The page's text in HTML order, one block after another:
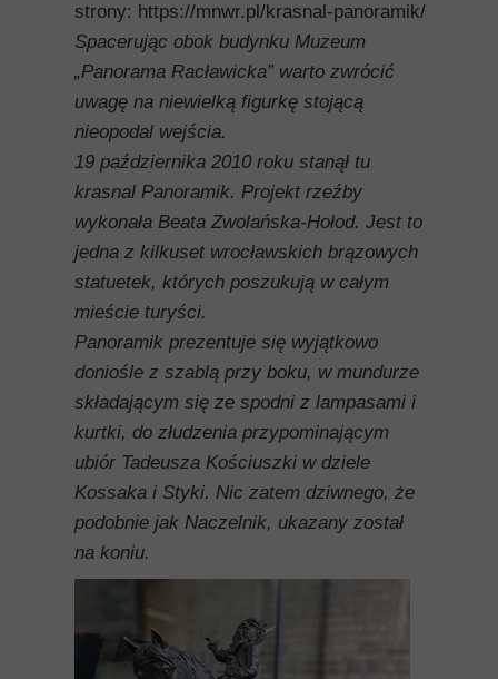
strony: https://mnwr.pl/krasnal-panoramik/
Spacerując obok budynku Muzeum
„Panorama Racławicka” warto zwrócić
uwagę na niewielką figurkę stojącą
nieopodal wejścia.
19 października 2010 roku stanął tu
krasnal Panoramik. Projekt rzeźby
wykonała Beata Zwolańska-Hołod. Jest to
jedna z kilkuset wrocławskich brązowych
statuetek, których poszukują w całym
mieście turyści.
Panoramik prezentuje się wyjątkowo
doniośle z szablą przy boku, w mundurze
składającym się ze spodni z lampasami i
kurtki, do złudzenia przypominającym
ubiór Tadeusza Kościuszki w dziele
Kossaka i Styki. Nic zatem dziwnego, że
podobnie jak Naczelnik, ukazany został
na koniu.